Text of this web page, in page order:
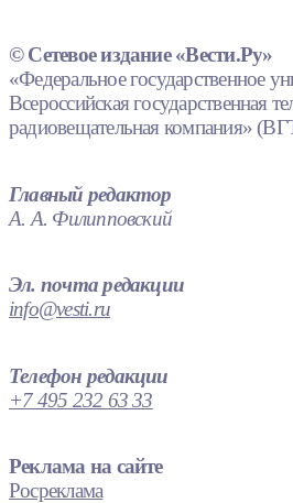
© Сетевое издание «Вести.Ру»
«Федеральное государственное
Всероссийская государственная
радиовещательная компания»
Главный редактор
А. А. Филипповский
Эл. почта редакции
info@vesti.ru
Телефон редакции
+7 495 232 63 33
Реклама на сайте
Росреклама